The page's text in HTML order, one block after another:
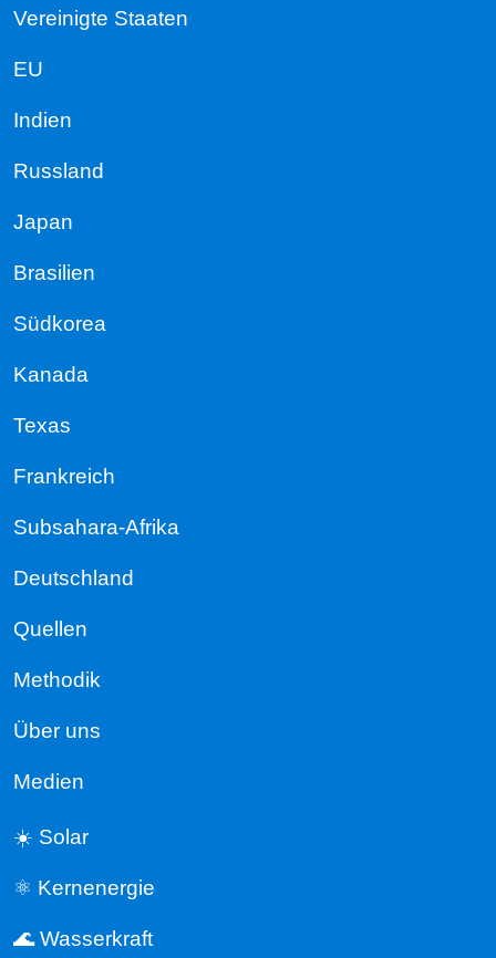
Vereinigte Staaten
EU
Indien
Russland
Japan
Brasilien
Südkorea
Kanada
Texas
Frankreich
Subsahara-Afrika
Deutschland
Quellen
Methodik
Über uns
Medien
☀️ Solar
⚛️ Kernenergie
🌊 Wasserkraft